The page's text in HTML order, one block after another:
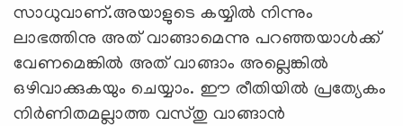
സാധുവാണ്‌.അയാളുടെ കയ്യില്‍ നിന്നും
ലാഭത്തിനു അത് വാങ്ങാമെന്നു പറഞ്ഞയാള്‍ക്ക്
വേണമെങ്കില്‍ അത് വാങ്ങാം അല്ലെങ്കില്‍
ഒഴിവാക്കുകയും ചെയ്യാം. ഈ രീതിയില്‍ പ്രത്യേകം
നിര്‍ണിതമല്ലാത്ത വസ്തു വാങ്ങാന്‍